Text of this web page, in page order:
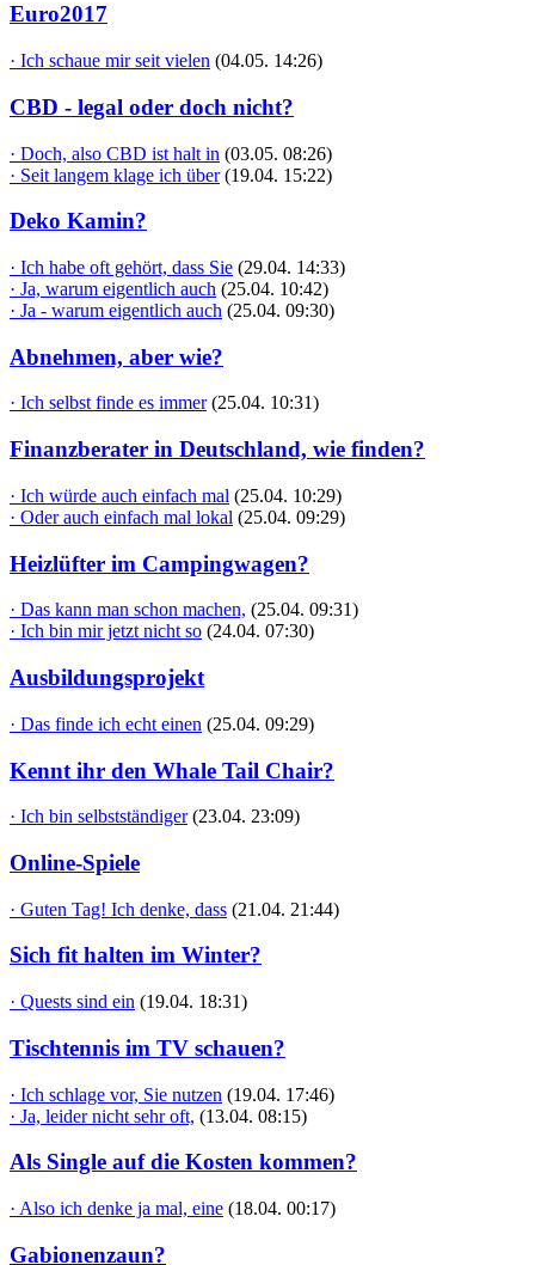
Euro2017
· Ich schaue mir seit vielen (04.05. 14:26)
CBD - legal oder doch nicht?
· Doch, also CBD ist halt in (03.05. 08:26)
· Seit langem klage ich über (19.04. 15:22)
Deko Kamin?
· Ich habe oft gehört, dass Sie (29.04. 14:33)
· Ja, warum eigentlich auch (25.04. 10:42)
· Ja - warum eigentlich auch (25.04. 09:30)
Abnehmen, aber wie?
· Ich selbst finde es immer (25.04. 10:31)
Finanzberater in Deutschland, wie finden?
· Ich würde auch einfach mal (25.04. 10:29)
· Oder auch einfach mal lokal (25.04. 09:29)
Heizlüfter im Campingwagen?
· Das kann man schon machen, (25.04. 09:31)
· Ich bin mir jetzt nicht so (24.04. 07:30)
Ausbildungsprojekt
· Das finde ich echt einen (25.04. 09:29)
Kennt ihr den Whale Tail Chair?
· Ich bin selbstständiger (23.04. 23:09)
Online-Spiele
· Guten Tag! Ich denke, dass (21.04. 21:44)
Sich fit halten im Winter?
· Quests sind ein (19.04. 18:31)
Tischtennis im TV schauen?
· Ich schlage vor, Sie nutzen (19.04. 17:46)
· Ja, leider nicht sehr oft, (13.04. 08:15)
Als Single auf die Kosten kommen?
· Also ich denke ja mal, eine (18.04. 00:17)
Gabionenzaun?